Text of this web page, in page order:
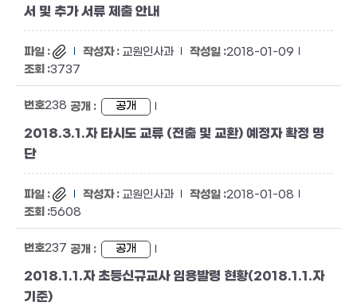
서 및 추가 서류 제출 안내
교원인사과
2018-01-09
3737
238 공개
2018.3.1.자 타시도 교류 (전춞 및 교환) 예정자 확정 명
단
교원인사과
2018-01-08
5608
237 공개
2018.1.1.자 초등신규교사 임용발령 현황(2018.1.1.자
기준)